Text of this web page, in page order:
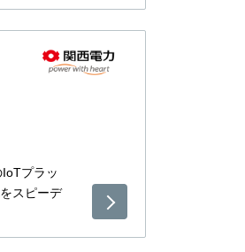
プラッ
スピーデ